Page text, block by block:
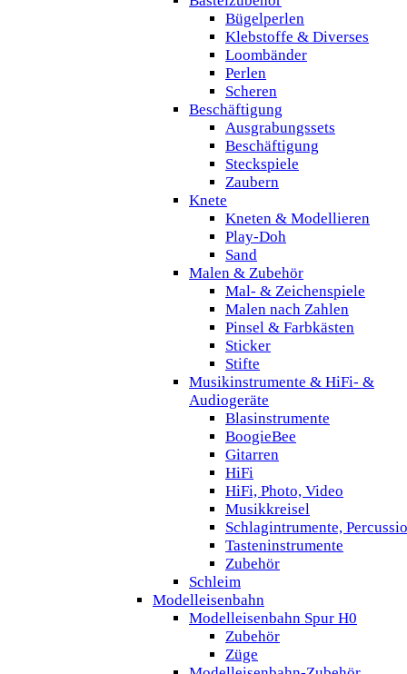
Bügelperlen
Klebstoffe & Diverses
Loombänder
Perlen
Scheren
Beschäftigung
Ausgrabungssets
Beschäftigung
Steckspiele
Zaubern
Knete
Kneten & Modellieren
Play-Doh
Sand
Malen & Zubehör
Mal- & Zeichenspiele
Malen nach Zahlen
Pinsel & Farbkästen
Sticker
Stifte
Musikinstrumente & HiFi- &
Audiogeräte
Blasinstrumente
BoogieBee
Gitarren
HiFi
HiFi, Photo, Video
Musikkreisel
Schlagintrumente,
Tasteninstrumente
Zubehör
Schleim
Modelleisenbahn
Modelleisenbahn Spur H0
Zubehör
Züge